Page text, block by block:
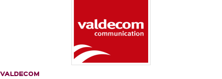
VALDECOM